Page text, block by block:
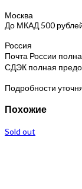
Москва
До МКАД 500
Россия
Почта России
СДЭК полная
Подробности
Похожие
Sold out